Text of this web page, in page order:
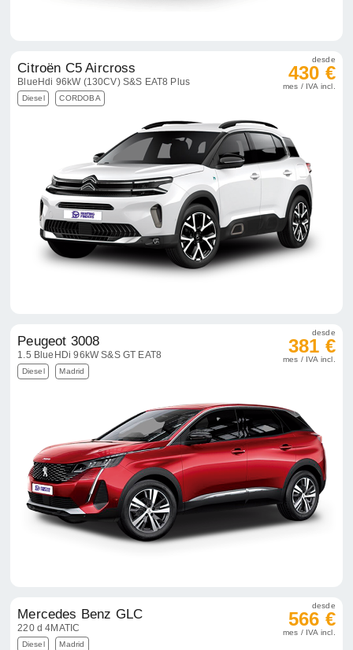
Citroën C5 Aircross
BlueHdi 96kW (130CV) S&S EAT8 Plus
Diesel CORDOBA
desde
430 €
mes / IVA incl.
Peugeot 3008
1.5 BlueHDi 96kW S&S GT EAT8
Diesel Madrid
desde
381 €
mes / IVA incl.
Mercedes Benz GLC
220 d 4MATIC
Diesel Madrid
desde
566 €
mes / IVA incl.